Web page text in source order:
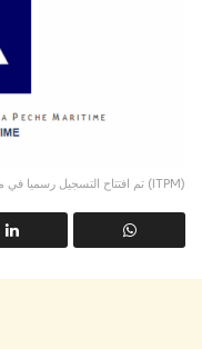
تم افتتاح التسجيل رسميا في معاهد التكنولوجيا للصيد البحري (ITPM)